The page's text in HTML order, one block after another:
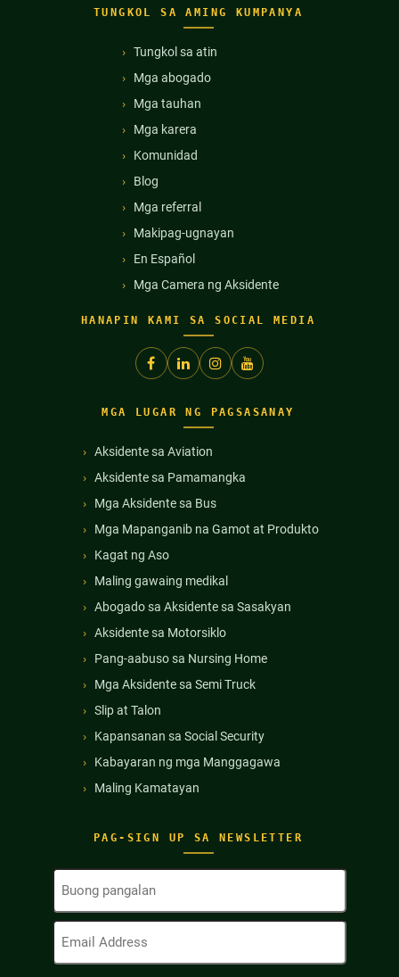
TUNGKOL SA AMING KUMPANYA
Tungkol sa atin
Mga abogado
Mga tauhan
Mga karera
Komunidad
Blog
Mga referral
Makipag-ugnayan
En Español
Mga Camera ng Aksidente
HANAPIN KAMI SA SOCIAL MEDIA
PAG-SIGN UP SA NEWSLETTER
Buong
(Kinakailangan)
Email
(Kinakailangan)
MGA LUGAR NG PAGSASANAY
Aksidente sa Aviation
Aksidente sa Pamamangka
Mga Aksidente sa Bus
Mga Mapanganib na Gamot at Produkto
Kagat ng Aso
Maling gawaing medikal
Abogado sa Aksidente sa Sasakyan
Aksidente sa Motorsiklo
Pang-aabuso sa Nursing Home
Mga Aksidente sa Semi Truck
Slip at Talon
Kapansanan sa Social Security
Kabayaran ng mga Manggagawa
Maling Kamatayan